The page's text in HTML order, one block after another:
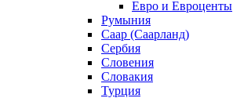
Евро и Евроценты
Румыния
Саар (Саарланд)
Сербия
Словения
Словакия
Турция